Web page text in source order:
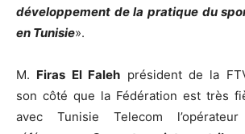
développement de la pratique du
en Tunisie».
M. Firas El Faleh président de la
son côté que la Fédération est très
avec Tunisie Telecom